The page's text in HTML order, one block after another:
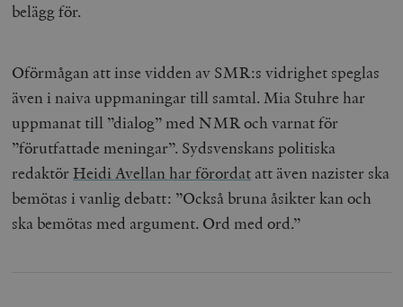
belägg för.
Oförmågan att inse vidden av SMR:s vidrighet speglas
även i naiva uppmaningar till samtal. Mia Stuhre har
uppmanat till ”dialog” med NMR och varnat för
”förutfattade meningar”. Sydsvenskans politiska
redaktörHeidi Avellan har förordat att även nazister ska
bemötas i vanlig debatt: ”Också bruna åsikterkan och
ska bemötas med argument. Ord med ord.”